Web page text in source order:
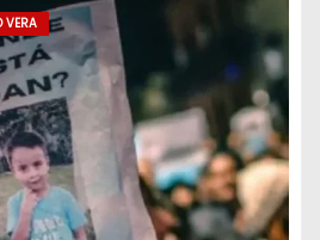
VERA